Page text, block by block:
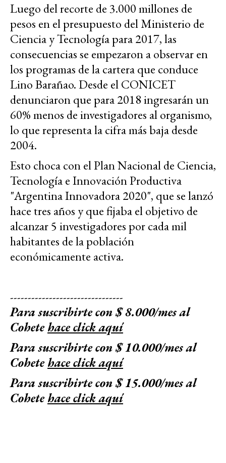
Luego del recorte de 3.000 millones de
pesos en el presupuesto del Ministerio de
Ciencia y Tecnología para 2017, las
consecuencias se empezaron a observar en
los programas de la cartera que conduce
Lino Barañao. Desde el CONICET
denunciaron que para 2018 ingresarán un
60% menos de investigadores al organismo,
lo que representa la cifra más baja desde
2004.
Esto choca con el Plan Nacional de Ciencia,
Tecnología e Innovación Productiva
"Argentina Innovadora 2020", que se lanzó
hace tres años y que fijaba el objetivo de
alcanzar 5 investigadores por cada mil
habitantes de la población
económicamente activa.
--------------------------------
Para suscribirte con $ 8.000/mes al
Cohetehace click aquí
Para suscribirte con $ 10.000/mes al
Cohetehace click aquí
Para suscribirte con $ 15.000/mes al
Cohetehace click aquí